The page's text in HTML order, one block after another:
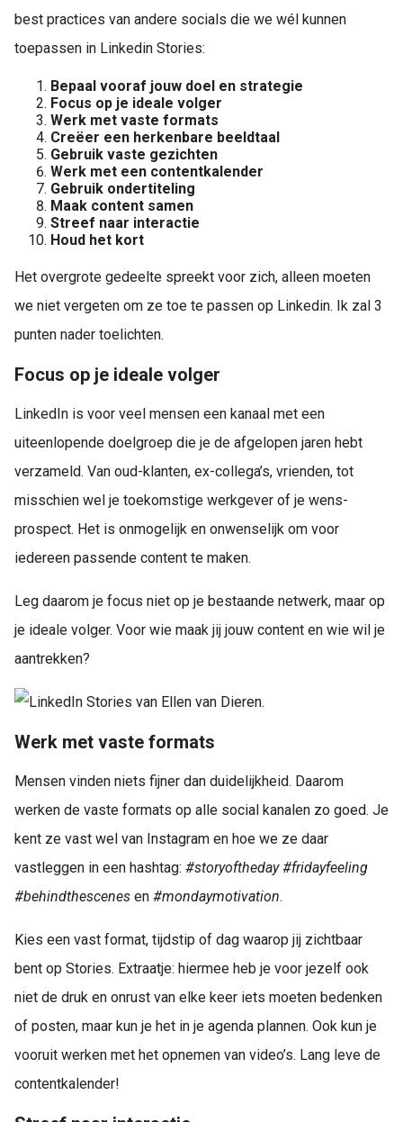
best practices van andere socials die we wél kunnen
toepassen in Linkedin Stories:
Bepaal vooraf jouw doel en strategie
Focus op je ideale volger
Werk met vaste formats
Creëer een herkenbare beeldtaal
Gebruik vaste gezichten
Werk met een contentkalender
Gebruik ondertiteling
Maak content samen
Streef naar interactie
Houd het kort
Het overgrote gedeelte spreekt voor zich, alleen moeten
we niet vergeten om ze toe te passen op Linkedin. Ik zal 3
punten nader toelichten.
Focus op je ideale volger
LinkedIn is voor veel mensen een kanaal met een
uiteenlopende doelgroep die je de afgelopen jaren hebt
verzameld. Van oud-klanten, ex-collega’s, vrienden, tot
misschien wel je toekomstige werkgever of je wens-
prospect. Het is onmogelijk en onwenselijk om voor
iedereen passende content te maken.
Leg daarom je focus niet op je bestaande netwerk, maar op
je ideale volger. Voor wie maak jij jouw content en wie wil je
aantrekken?
Werk met vaste formats
Mensen vinden niets fijner dan duidelijkheid. Daarom
werken de vaste formats op alle social kanalen zo goed. Je
kent ze vast wel van Instagram en hoe we ze daar
vastleggen in een hashtag: #storyoftheday #fridayfeeling
#behindthescenes en #mondaymotivation.
Kies een vast format, tijdstip of dag waarop jij zichtbaar
bent op Stories. Extraatje: hiermee heb je voor jezelf ook
niet de druk en onrust van elke keer iets moeten bedenken
of posten, maar kun je het in je agenda plannen. Ook kun je
vooruit werken met het opnemen van video’s. Lang leve de
contentkalender!